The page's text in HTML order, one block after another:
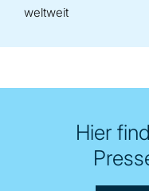
weltweit
Hier